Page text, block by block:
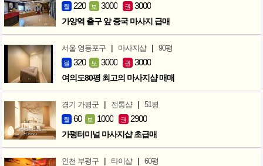
월 220 보 3000 권 3000
가양역 출구 앞 중국 마사지 급매
서울 영등포구 | 마사지샵 | 90평
월 320 보 3000 권 3000
여의도80평 최고의 마사지샵 매매
경기 가평군 | 전통샵 | 51평
월 60 보 1000 권 2900
가평터미널 마사지샵 초급매
인천 부평구 | 타이샵 | 60평